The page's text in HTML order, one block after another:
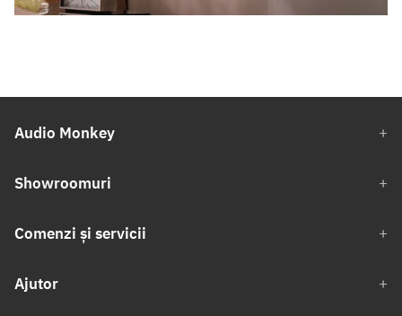
Audio Monkey
Showroomuri
Comenzi și servicii
Ajutor